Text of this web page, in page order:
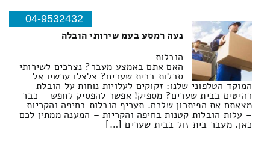
04-9532432
נעה רמסע בעמ שירותי הובלה
הובלות
האם אתם באמצע מעבר? נצרכים לשירותי
סבלות בבית שערים? צלצלו עכשיו אל
המוקד הטלפוני שלנו: זקוקים לעלויות נוחות על הובלת
רהיטים בבית שערים? מספיק! אפשר להפסיק לחפש – כבר
מצאתם את הפיתרון שלכם. תעריף הובלות בחיפה והקריות
– עלות הובלות קטנות בחיפה והקריות – המענה ממתין לכם
כאן. מעבר בית זול בבית שערים […]